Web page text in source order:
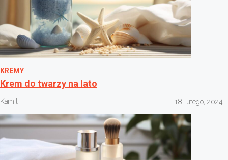
KREMY
Krem do twarzy na lato
Kamil 18 lutego, 2024